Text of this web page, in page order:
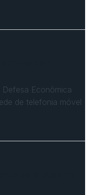
Defesa Econômica
de telefonia móvel